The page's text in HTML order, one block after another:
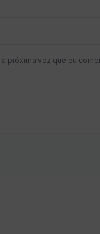
próxima vez que eu